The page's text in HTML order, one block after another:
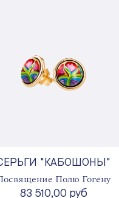
"КАБОШОНЫ"
Полю Гогену
83 510,00 руб